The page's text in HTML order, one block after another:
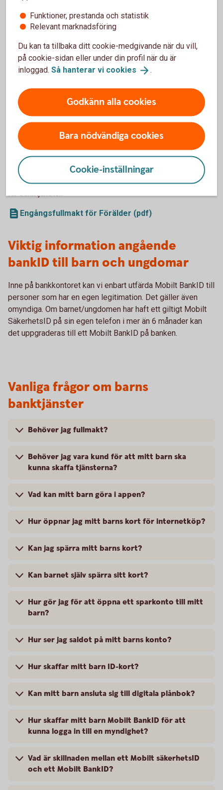
Skaffa banktjänster till ditt barn –
på bokat bankmöte
Boka tid
besöka vårt kontor på ett bokat möte tillsammans med
barnet.
Boka tid för att skaffa banktjänster till dittbarn
Ta med fullmakt
Tänk på att båda vårdnadshavarna ska godkänna att barnet
får banktjänster. Om en av er kontaktar banken behövs en
fullmakt som intygar att den andra har sagt ja till att barnet
får banktjänster.
Engångsfullmakt för Förälder (pdf)
Viktig information angående
bankID till barn och ungdomar
Inne på bankkontoret kan vi enbart utfärda Mobilt BankID till
personer som har en egen legitimation. Det gäller även
omyndiga. Om barnet/ungdomen har haft ett giltigt Mobilt
SäkerhetsID på sin egen telefon i mer än 6 månader kan
det uppgraderas till ett Mobilt BankID på banken.
Vanliga frågor om barns
banktjänster
Behöver jag fullmakt?
Behöver jag vara kund för att mitt barn ska
kunna skaffa tjänsterna?
Vad kan mitt barn göra i appen?
Hur öppnar jag mitt barns kort för internetköp?
Kan jag spärra mitt barns kort?
Kan barnet själv spärra sitt kort?
Hur gör jag för att öppna ett sparkonto till mitt
barn?
Hur ser jag saldot på mitt barns konto?
Hur skaffar mitt barn ID-kort?
Kan mitt barn ansluta sig till digitala plånbok?
Hur skaffar mitt barn Mobilt BankID för att
kunna logga in till en myndighet?
Vad är skillnaden mellan ett Mobilt säkerhetsID
och ett Mobilt BankID?
Funktioner, prestanda och statistik
Relevant marknadsföring
Du kan ta tillbaka ditt cookie-medgivande när du vill,
på cookie-sidan eller under din profil när du är
inloggad. Så hanterar vi cookies .
Godkänn alla cookies
Bara nödvändiga cookies
Cookie-inställningar